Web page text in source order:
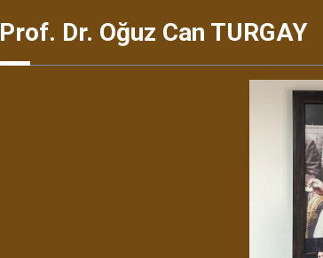
Prof. Dr. Oğuz Can TURGAY